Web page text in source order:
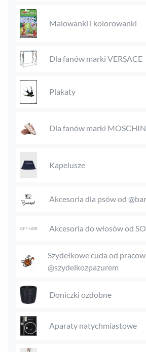
Malowanki i kolorowanki
Dla fanów marki VERSACE
Plakaty
Dla fanów marki
Kapelusze
Akcesoria dla psów od
Akcesoria do włosów od
Szydełkowe cuda od
@szydelkozpazurem
Doniczki ozdobne
Aparaty natychmiastowe